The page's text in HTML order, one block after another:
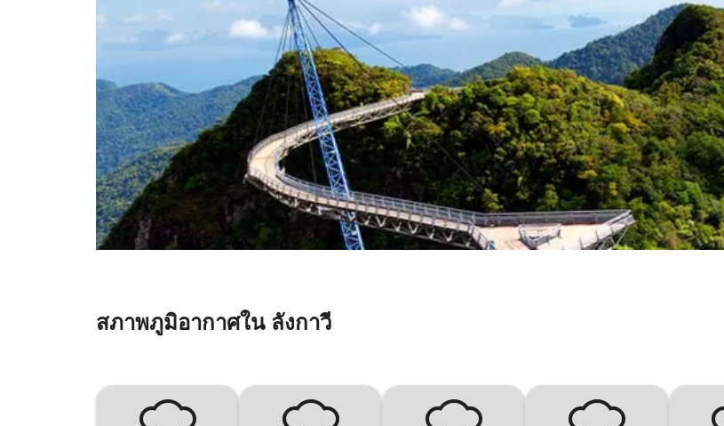
สภาพภูมิอากาศใน ลังกาวี